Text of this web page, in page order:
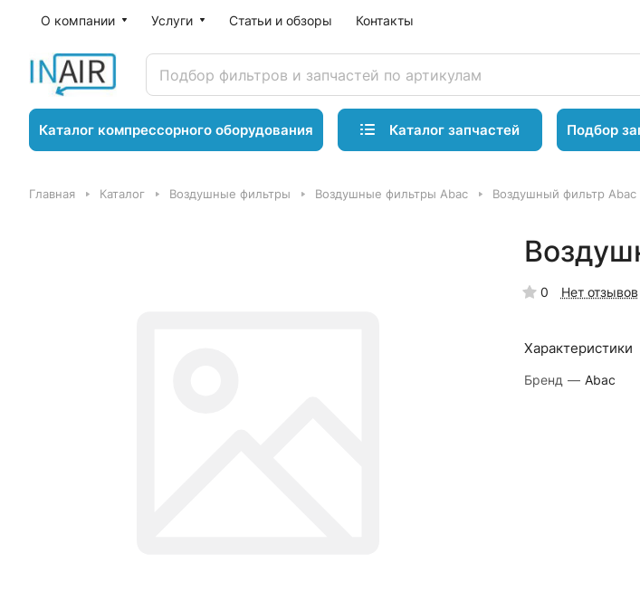
О компании Услуги Статьи и обзоры Контакты
Каталог компрессорного оборудования Каталог запчастей Подбор
Главная Каталог Воздушные фильтры Воздушные фильтры Abac Воздушный фильтр Abac
0 Нет отзывов
Характеристики
Бренд — Abac